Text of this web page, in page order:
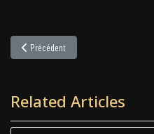
Article précédent : Deux stages
Précédent
Related Articles